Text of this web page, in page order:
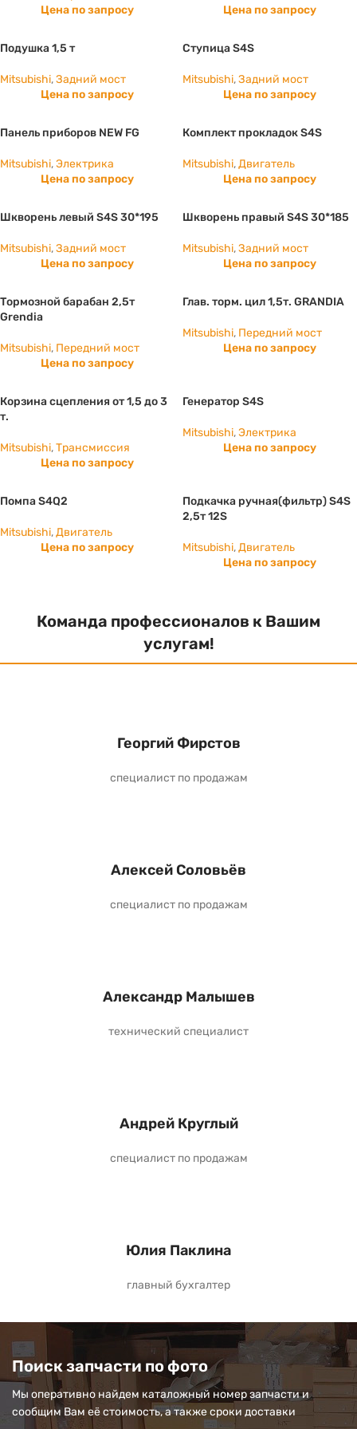
Цена по запросу
Цена по запросу
Подушка 1,5 т
Mitsubishi,Задний мост
Цена по запросу
Ступица S4S
Mitsubishi,Задний мост
Цена по запросу
Панель приборов NEW FG
Mitsubishi,Электрика
Цена по запросу
Комплект прокладок S4S
Mitsubishi,Двигатель
Цена по запросу
Шкворень левый S4S 30*195
Mitsubishi,Задний мост
Цена по запросу
Шкворень правый S4S 30*185
Mitsubishi,Задний мост
Цена по запросу
Тормозной барабан 2,5т
Grendia
Mitsubishi, Передний мост
Цена по запросу
Глав. торм. цил 1,5т. GRANDIA
Mitsubishi, Передний мост
Цена по запросу
Корзина сцепления от 1,5 до 3
т.
Mitsubishi,Трансмиссия
Цена по запросу
Генератор S4S
Mitsubishi,Электрика
Цена по запросу
Помпа S4Q2
Mitsubishi,Двигатель
Цена по запросу
Подкачка ручная(фильтр) S4S
2,5т 12S
Mitsubishi,Двигатель
Цена по запросу
Команда профессионалов к Вашим
услугам!
Георгий Фирстов
специалист по продажам
Алексей Соловьёв
специалист по продажам
Александр Малышев
технический специалист
Андрей Круглый
специалист по продажам
Юлия Паклина
главный бухгалтер
Поиск запчасти по фото
Мы оперативно найдем каталожный номер запчасти и
сообщим Вам её стоимость, а также сроки доставки